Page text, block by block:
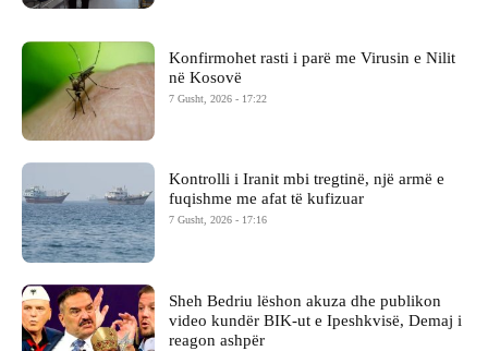
Konfirmohet rasti i parë me Virusin e Nilit
në Kosovë
7 Gusht, 2026 - 17:22
Kontrolli i Iranit mbi tregtinë, një armë e
fuqishme me afat të kufizuar
7 Gusht, 2026 - 17:16
Sheh Bedriu lëshon akuza dhe publikon
video kundër BIK-ut e Ipeshkvisë, Demaj i
reagon ashpër